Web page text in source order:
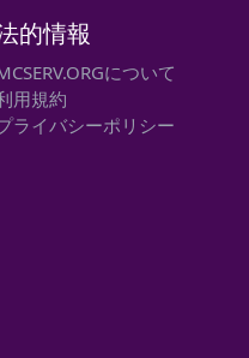
的情報
について
用規約
ライバシーポリシー